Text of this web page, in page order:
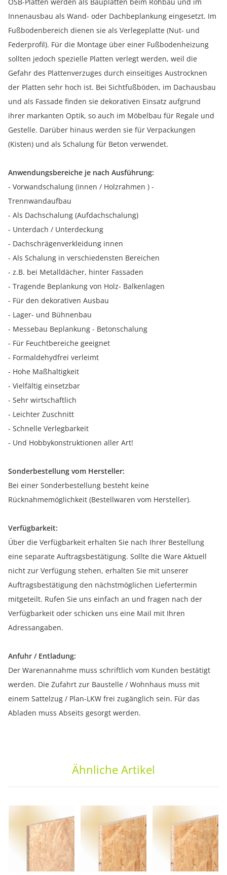
Innenausbau als Wand- oder Dachbeplankung eingesetzt. Im
Fußbodenbereich dienen sie als Verlegeplatte (Nut- und
Federprofil). Für die Montage über einer Fußbodenheizung
sollten jedoch spezielle Platten verlegt werden, weil die
Gefahr des Plattenverzuges durch einseitiges Austrocknen
der Platten sehr hoch ist. Bei Sichtfußböden, im Dachausbau
und als Fassade finden sie dekorativen Einsatz aufgrund
ihrer markanten Optik, so auch im Möbelbau für Regale und
Gestelle. Darüber hinaus werden sie für Verpackungen
(Kisten) und als Schalung für Beton verwendet.
Anwendungsbereiche je nach Ausführung:
- Vorwandschalung (innen / Holzrahmen ) -
Trennwandaufbau
- Als Dachschalung (Aufdachschalung)
- Unterdach / Unterdeckung
- Dachschrägenverkleidung innen
- Als Schalung in verschiedensten Bereichen
- z.B. bei Metalldächer, hinter Fassaden
- Tragende Beplankung von Holz- Balkenlagen
- Für den dekorativen Ausbau
- Lager- und Bühnenbau
- Messebau Beplankung - Betonschalung
- Für Feuchtbereiche geeignet
- Formaldehydfrei verleimt
- Hohe Maßhaltigkeit
- Vielfältig einsetzbar
- Sehr wirtschaftlich
- Leichter Zuschnitt
- Schnelle Verlegbarkeit
- Und Hobbykonstruktionen aller Art!
Sonderbestellung vom Hersteller:
Bei einer Sonderbestellung besteht keine
Rücknahmemöglichkeit (Bestellwaren vom Hersteller).
Verfügbarkeit:
Über die Verfügbarkeit erhalten Sie nach Ihrer Bestellung
eine separate Auftragsbestätigung. Sollte die Ware Aktuell
nicht zur Verfügung stehen, erhalten Sie mit unserer
Auftragsbestätigung den nächstmöglichen Liefertermin
mitgeteilt. Rufen Sie uns einfach an und fragen nach der
Verfügbarkeit oder schicken uns eine Mail mit Ihren
Adressangaben.
Anfuhr / Entladung:
Der Warenannahme muss schriftlich vom Kunden bestätigt
werden. Die Zufahrt zur Baustelle / Wohnhaus muss mit
einem Sattelzug / Plan-LKW frei zugänglich sein. Für das
Abladen muss Abseits gesorgt werden.
Ähnliche Artikel